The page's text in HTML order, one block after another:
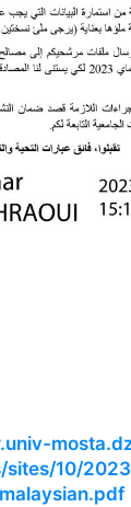
sites/10/
malaysian.pdf